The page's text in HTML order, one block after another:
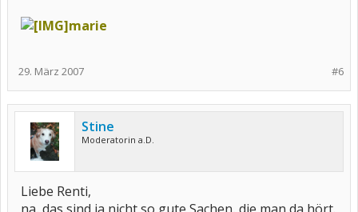
marie
#6
29. März 2007
Stine
Moderatorin a.D.
Liebe Renti,